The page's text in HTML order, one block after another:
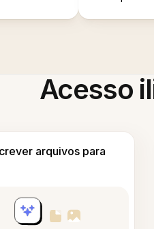
Acesso
arquivos para